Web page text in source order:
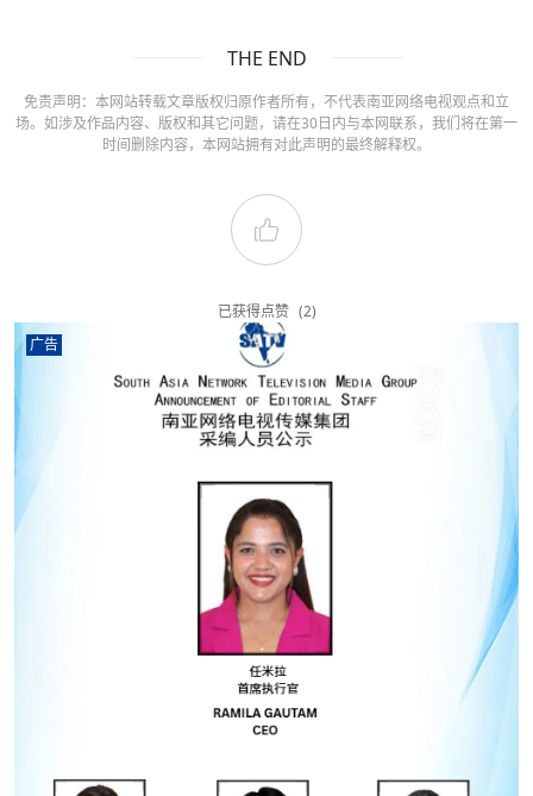
THE END
免责声明：本网站转载文章版权归原作者所有，不代表南亚网络电视观点和立
场。如涉及作品内容、版权和其它问题，请在30日内与本网联系，我们将在第一
时间删除内容，本网站拥有对此声明的最终解释权。
已获得点赞 (2)
广告